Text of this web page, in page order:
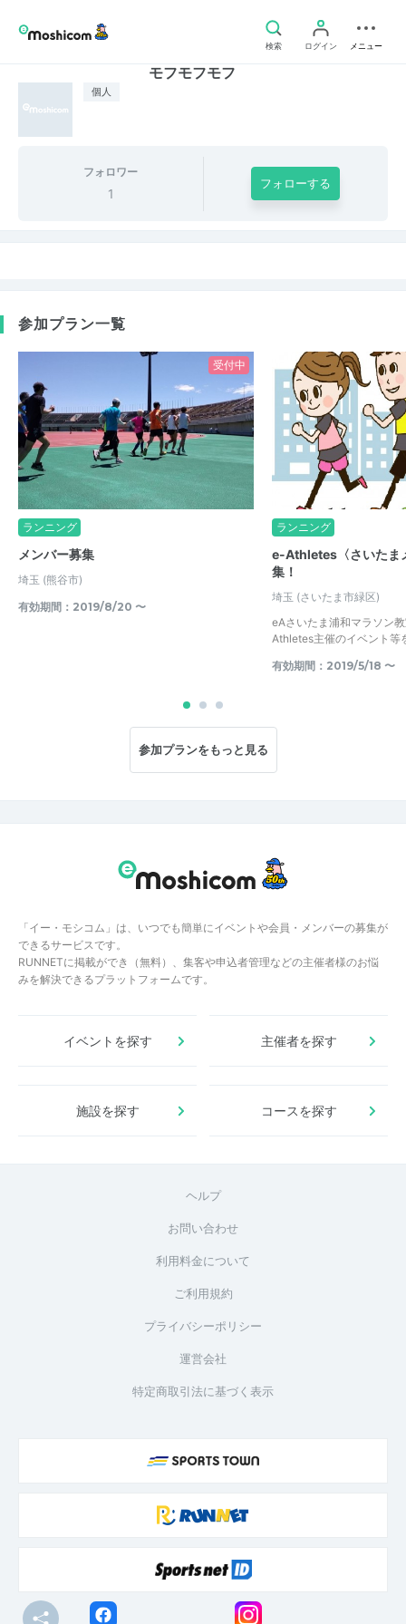
検索 ログイン メニュー
個人
モフモフモフ
フォロワー
1
フォローする
参加プラン一覧
受付中
ランニング
メンバー募集
埼玉 (熊谷市)
有効期間：2019/8/20 〜
ランニング
e-Athletes〈さいたま
集！
埼玉 (さいたま市緑区)
eAさいたま浦和マラソン
Athletes主催のイベント等
有効期間：2019/5/18 〜
参加プランをもっと見る
「イー・モシコム」は、いつでも簡単にイベントや会員・メンバーの募集が
できるサービスです。
RUNNETに掲載ができ（無料）、集客や申込者管理などの主催者様のお悩
みを解決できるプラットフォームです。
イベントを探す 主催者を探す
施設を探す コースを探す
ヘルプ
お問い合わせ
利用料金について
ご利用規約
プライバシーポリシー
運営会社
特定商取引法に基づく表示